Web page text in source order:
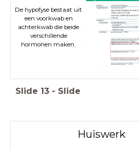
De hypofyse bestaat uit
een voorkwab en
achterkwab die beide
verschillende
hormonen maken.
Slide 13 - Slide
Huiswerk